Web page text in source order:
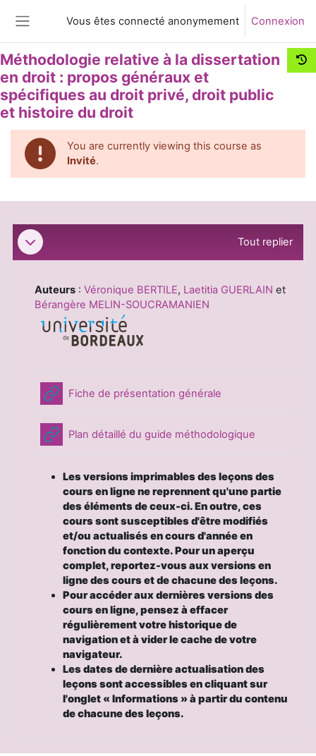
Vous êtes connecté anonymement Connexion
Méthodologie relative à la dissertation
en droit : propos généraux et
spécifiques au droit privé, droit public
et histoire du droit
You are currently viewing this course as
Invité.
Replier Tout replier
Auteurs : Véronique BERTILE, Laetitia GUERLAIN et
Bérangère MELIN-SOUCRAMANIEN
Fiche de présentation générale
Plan détaillé du guide méthodologique
Les versions imprimables des leçons des
cours en ligne ne reprennent qu'une partie
des éléments de ceux-ci.En outre, ces
cours sont susceptibles d'être modifiés
et/ou actualisés en cours d'année en
fonction du contexte.Pour un aperçu
complet, reportez-vous aux versions en
ligne des cours et de chacune des leçons.
Pour accéder aux dernières versions des
cours en ligne, pensez à effacer
régulièrement votre historique de
navigation et à vider le cache de votre
navigateur.
Les dates de dernière actualisation des
leçons sont accessibles en cliquant sur
l'onglet «Informations»à partir du contenu
de chacune des leçons.